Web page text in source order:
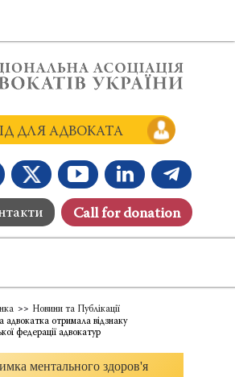
Сall for donation
ДЛЯ АДВОКАТА
Новини та Публікації
адвокатка отримала відзнаку
федерації адвокатур
ментального здоров'я